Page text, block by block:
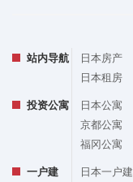
站内导航 日本房产
日本租房
投资公寓
日本公寓
京都公寓
福冈公寓
一户建
日本一户建